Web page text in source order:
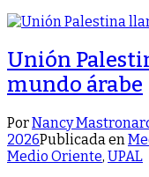
Unión
mundo árabe
PorNancy
2026Publicada en
Medio Oriente, UPAL